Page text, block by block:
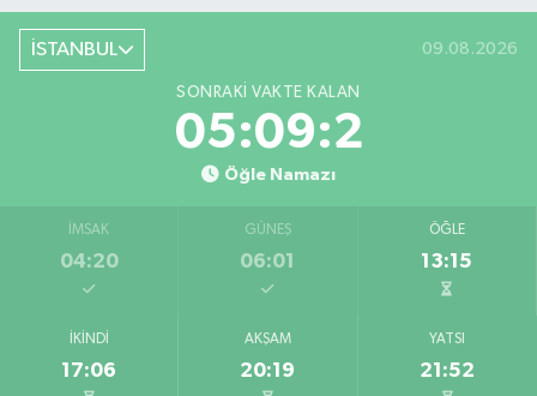
İSTANBUL 09.08.2026
SONRAKI VAKTE KALAN
05:09:2
Öğle Namazı
İMSAK
04:20
GÜNEŞ
06:01
ÖĞLE
13:15
İKINDI
17:06
AKŞAM
20:19
YATSI
21:52